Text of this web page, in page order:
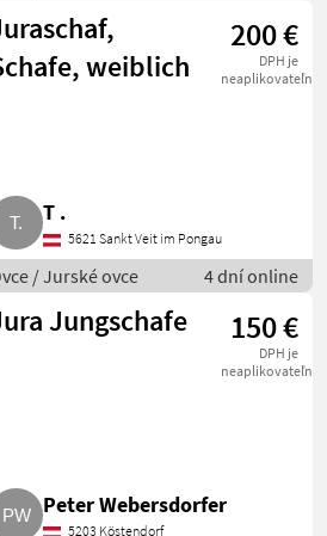
weiblich
200 €
DPH je
neaplikovateľné
T .
5621 Sankt Veit im Pongau
/ Jurské ovce 4 dní online
Jungschafe 150 €
DPH je
neaplikovateľné
Peter Webersdorfer
5203 Köstendorf